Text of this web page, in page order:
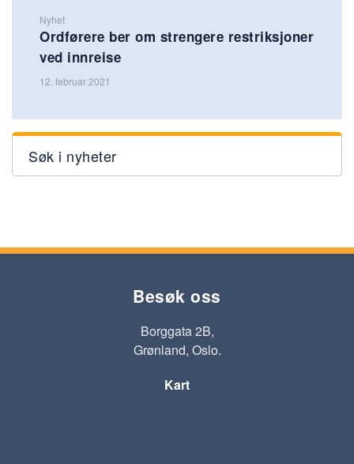
Nyhet
Ordførere ber om strengere restriksjoner
ved innreise
12. februar 2021
Søk i nyheter
Besøk oss
Borggata 2B,
Grønland, Oslo.
Kart